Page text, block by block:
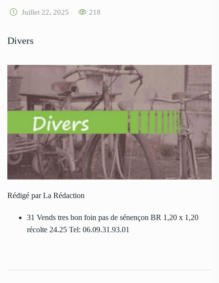
Juillet 22, 2025 218
Divers
Rédigé par La Rédaction
31 Vends tres bon foin pas de sénençon BR 1,20 x 1,20
récolte 24.25 Tel: 06.09.31.93.01